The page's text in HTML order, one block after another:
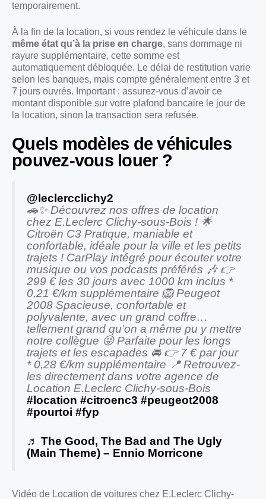
temporairement.
À la fin de la location, si vous rendez le véhicule dans le
même état qu’à la prise en charge, sans dommage ni
rayure supplémentaire, cette somme est
automatiquement débloquée. Le délai de restitution varie
selon les banques, mais compte généralement entre 3 et
7 jours ouvrés. Important : assurez-vous d’avoir ce
montant disponible sur votre plafond bancaire le jour de
la location, sinon la transaction sera refusée.
Quels modèles de véhicules
pouvez-vous louer ?
@leclercclichy2
🚗✨ Découvrez nos offres de location
chez E.Leclerc Clichy-sous-Bois ! 🌟
Citroën C3 Pratique, maniable et
confortable, idéale pour la ville et les petits
trajets ! CarPlay intégré pour écouter votre
musique ou vos podcasts préférés 🎶 👉
299 € les 30 jours avec 1000 km inclus *
0,21 €/km supplémentaire 🦁 Peugeot
2008 Spacieuse, confortable et
polyvalente, avec un grand coffre…
tellement grand qu’on a même pu y mettre
notre collègue 😜 Parfaite pour les longs
trajets et les escapades 🚘 👉 7 € par jour
* 0,28 €/km supplémentaire 📍 Retrouvez-
les directement dans votre agence de
Location E.Leclerc Clichy-sous-Bois
#location #citroenc3 #peugeot2008
#pourtoi #fyp
♬ The Good, The Bad and The Ugly
(Main Theme) – Ennio Morricone
Vidéo de Location de voitures chez E.Leclerc Clichy-